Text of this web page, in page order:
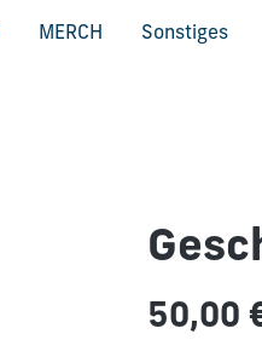
MERCH Sonstiges
Regulärer
50,00